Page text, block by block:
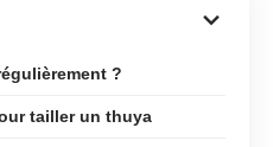
?
tailler un thuya